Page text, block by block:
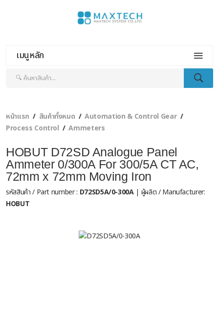
เมนูหลัก
หน้าแรก สินค้าทั้งหมด
Automation & Control Gear
Process Control
Ammeters
HOBUT D72SD Analogue Panel
Ammeter 0/300A For 300/5A CT AC,
72mm x 72mm Moving Iron
รหัสสินค้า / Part number : D72SD5A/0-300A| ผู้ผลิต / Manufacturer:
HOBUT